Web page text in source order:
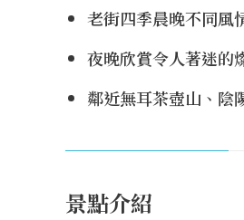
老街四季晨晚不同風
夜晚欣賞令人著迷的
鄰近無耳茶壺山、陰
景點介紹